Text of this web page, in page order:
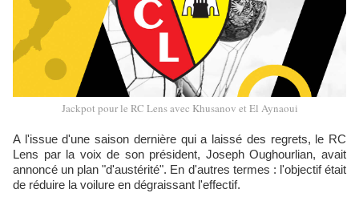
Jackpot pour le RC Lens avec Khusanov et El Aynaoui
A l'issue d'une saison dernière qui a laissé des regrets, le RC
Lens par la voix de son président, Joseph Oughourlian, avait
annoncé un plan "d'austérité". En d'autres termes : l'objectif était
de réduire la voilure en dégraissant l'effectif.